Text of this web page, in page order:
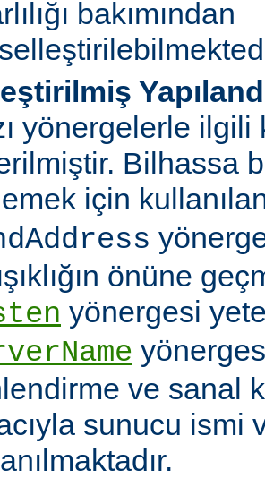
bakımından
yönergelerle ilgili
Bilhassa
için
önüne
yönergesi
ve sanal
sunucu ismi